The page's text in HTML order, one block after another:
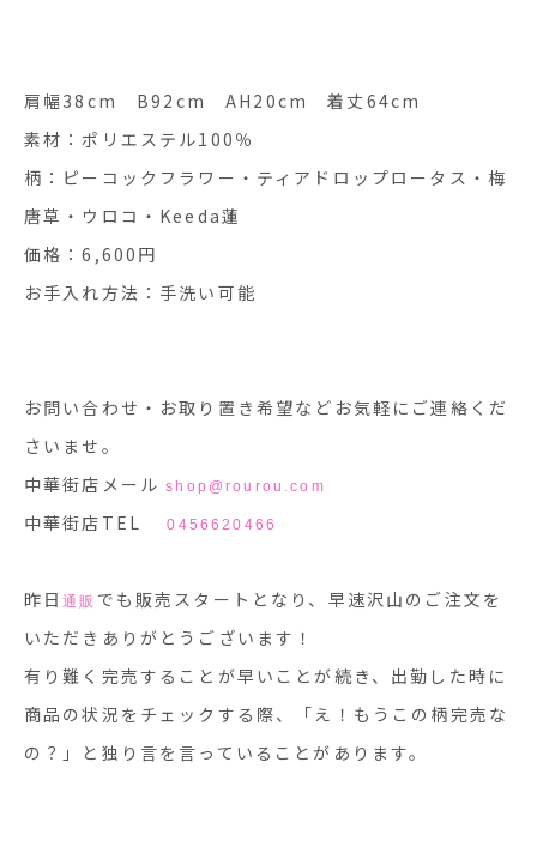
肩幅38cm B92cm AH20cm 着丈64cm
素材：ポリエステル100％
柄：ピーコックフラワー・ティアドロップロータス・梅
唐草・ウロコ・Keeda蓮
価格：6,600円
お手入れ方法：手洗い可能
お問い合わせ・お取り置き希望などお気軽にご連絡くだ
さいませ。
中華街店メールshop@rourou.com
中華街店TEL0456620466
昨日通販 でも販売スタートとなり、早速沢山のご注文を
いただきありがとうございます！
有り難く完売することが早いことが続き、出勤した時に
商品の状況をチェックする際、「え！もうこの柄完売な
の？」と独り言を言っていることがあります。